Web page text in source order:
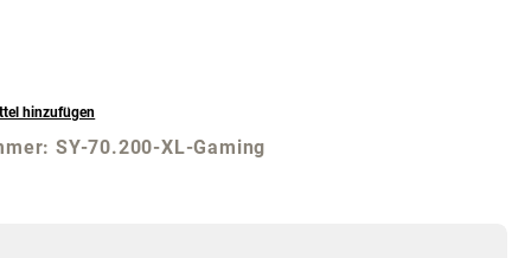
hinzufügen
SY-70.200-XL-Gaming